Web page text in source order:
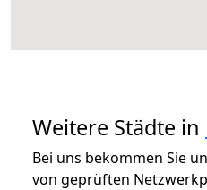
Weitere Städte in
Bei uns bekommen Sie
von geprüften